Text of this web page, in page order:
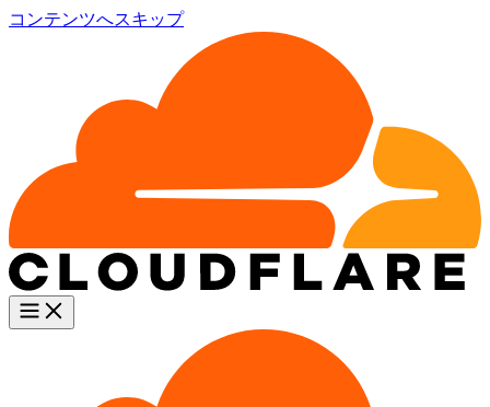
コンテンツへスキップ